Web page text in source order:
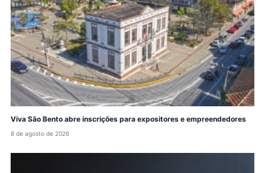
Viva São Bento abre inscrições para expositores e empreendedores
8 de agosto de 2026